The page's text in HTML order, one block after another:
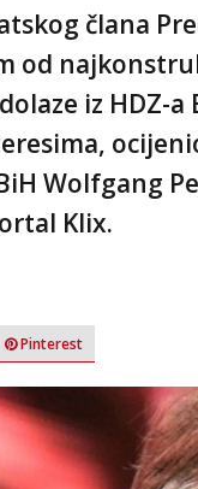
člana
od
iz HDZ-
Wolfgang
Klix.
Pinterest